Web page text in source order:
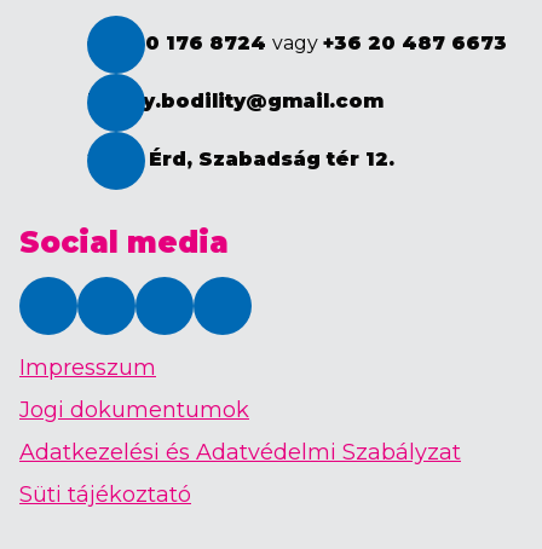
+36 30 176 8724 vagy +36 20 487 6673
happy.bodility@gmail.com
2030 Érd, Szabadság tér 12.
Social media
TikTokInstagram
Facebook
YouTube
Impresszum
Jogi dokumentumok
Adatkezelési és Adatvédelmi Szabályzat
Süti tájékoztató